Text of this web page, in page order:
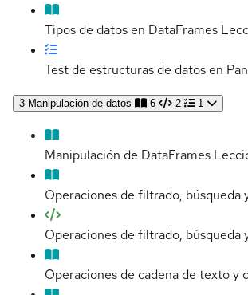
Tipos de datos en DataFrames
Test de estructuras de datos en
3 Manipulación de datos 6 2 1
Manipulación de DataFrames
Operaciones de filtrado, búsqueda
Operaciones de filtrado, búsqueda
Operaciones de cadena de texto y